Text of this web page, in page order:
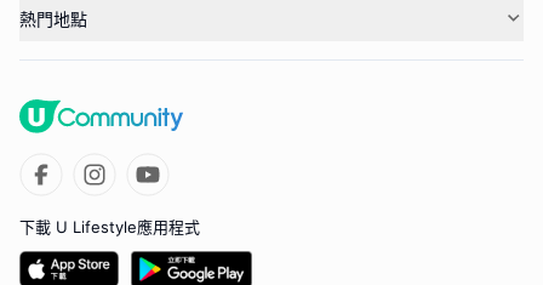
熱門地點
下載 U Lifestyle應用程式